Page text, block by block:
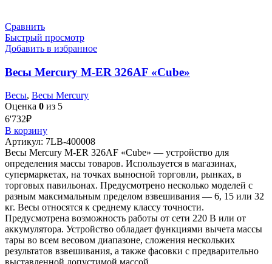
Сравнить
Быстрый просмотр
Добавить в избранное
Весы Mercury M-ER 326AF «Cube»
Весы, Весы Mercury
Оценка 0 из 5
6'732₽
В корзину
Артикул: 7LB-400008
Весы Mercury M-ER 326AF «Cube» — устройство для
определения массы товаров. Используется в магазинах,
супермаркетах, на точках выносной торговли, рынках, в
торговых павильонах. Предусмотрено несколько моделей с
разным максимальным пределом взвешивания — 6, 15 или 32
кг. Весы относятся к среднему классу точности.
Предусмотрена возможность работы от сети 220 В или от
аккумулятора. Устройство обладает функциями вычета массы
тары во всем весовом диапазоне, сложения нескольких
результатов взвешивания, а также фасовки с предварительно